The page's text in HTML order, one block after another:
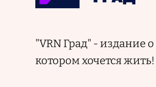
"VRN Град" - издание
котором хочется жить!